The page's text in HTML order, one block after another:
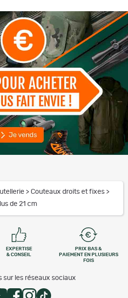
> Couteaux droits et fixes >
de 21 cm
EXPERTISE
& CONSEIL
PRIX BAS &
PAIEMENT EN PLUSIEURS
FOIS
sur les réseaux sociaux